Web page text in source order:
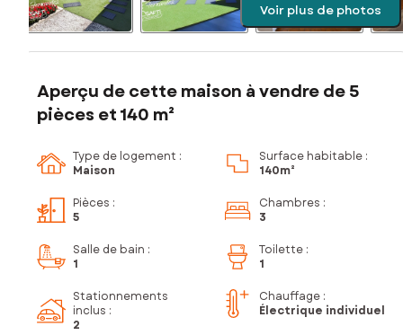
Voir plus de photos
Aperçu de cette maison à vendre de 5
pièces et 140 m²
Type de logement :
Maison
Surface habitable :
140m²
Pièces :
5
Chambres :
3
Salle de bain :
1
Toilette :
1
Stationnements
inclus :
2
Chauffage :
Électrique individuel